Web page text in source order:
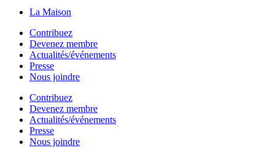
La Maison
Contribuez
Devenez membre
Actualités/événements
Presse
Nous joindre
Contribuez
Devenez membre
Actualités/événements
Presse
Nous joindre